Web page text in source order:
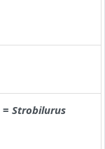
=Strobilurus